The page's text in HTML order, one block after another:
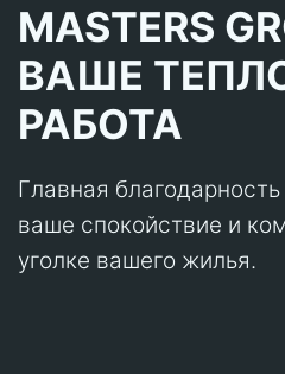
MASTERS
ВАШЕ
РАБОТА
Главная
ваше спокойствие и
уголке вашего жилья.